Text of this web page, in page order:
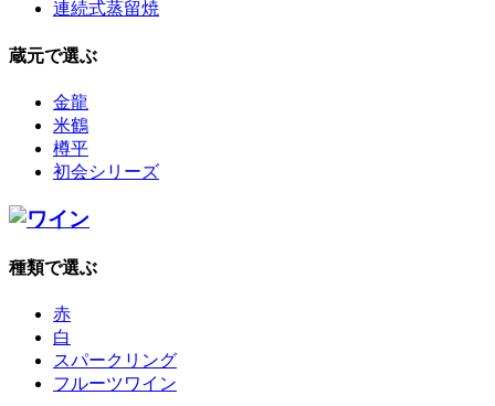
連続式蒸留焼
蔵元で選ぶ
金龍
米鶴
樽平
初会シリーズ
種類で選ぶ
赤
白
スパークリング
フルーツワイン